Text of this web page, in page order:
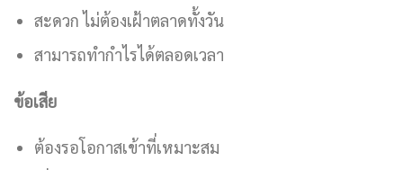
สะดวก ไม่ต้องเฝ้าตลาดทั้งวัน
สามารถทำกำไรได้ตลอดเวลา
ข้อเสีย
ต้องรอโอกาสเข้าที่เหมาะสม